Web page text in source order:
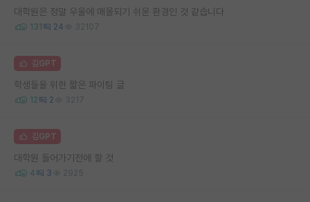
대학원은 정말 우울에 매몰되기 쉬운 환경인 것 같습니다
131 24 32107
김GPT
학생들을 위한 짧은 파이팅 글
12 2 3217
김GPT
대학원 들어가기전에 할 것
4 3 2925